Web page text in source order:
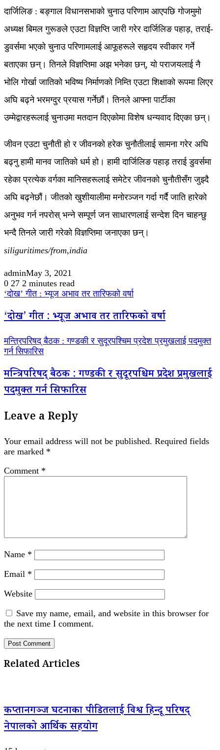
दार्जिलिङ : बङ्गाल विधानसभाको चुनाउ परिणाम आएपछि गोजमुमो
अध्यक्ष बिमल गुरूङले एउटा विज्ञप्ति जारी गरेर दार्जिलिङ पहाड़, तराई-
डुवर्समा भएको चुनाउ परिणामलाई आफूहरूले सहृदय स्वीकार गर्ने
बताएका छन्। तिनले विज्ञप्तिमा अझ भनेका छन्, यो पराजयलाई नै
भोलि गोर्खा जातिको भविष्य निर्माणको निम्ति एउटा शिक्षाको रूपमा लिएर
अघि बढ्ने भरमग्दुर प्रयास गर्नेछौं। तिनले आफ्ना पार्टीका
उम्मेद्वारहरूलाई चुनाउमा मतदान दिएकोमा विशेष धन्यवाद दिएका छन्।
जीवन एउटा चुनौती हो र जीवनको हरेक चुनौतीलाई सामना गरेर अघि
बढ्नु हामी मानव जातिको धर्म हो। हामी दार्जिलिङ पहाड़ तराई डुवर्समा
रहेका प्रत्येक वर्गका मानिसहरूलाई समेटेर जीवनको चुनौतीसँग जुझ्दै
अघि बढ्नेछौं। जीतको खुशीयालीमा मनोरञ्जन गर्दा गर्दै जाति हारेको
अनुभव गर्न नपरोस् भन्ने सम्पूर्ण जन साधारणलाई सन्देश दिन चाहन्छु
भन्दै तिनले जारी गरेको विज्ञप्तिमा जनाएका छन्।
siliguritimes/from,india
adminMay 3, 2021
0 27 2 minutes read
‘दोख’ गीत : भ्यूज अभाव तर तारिफको वर्षा
‘दोख’ गीत : भ्यूज अभाव तर तारिफको वर्षा
मन्त्रिपरिषद् बैठक : गण्डकी र सुदूरपश्चिम प्रदेश प्रमुखलाई पदमुक्त
गर्न सिफारिस
मन्त्रिपरिषद् बैठक : गण्डकी र सुदूरपश्चिम प्रदेश प्रमुखलाई
पदमुक्त गर्न सिफारिस
Leave a Reply
Your email address will not be published. Required fields
are marked *
Comment *
Name *
Email *
Website
Save my name, email, and website in this browser for
the next time I comment.
Related Articles
कप्तानगञ्ज घटनाका पीडितलाई विश्व हिन्दू परिषद्
नेपालको आर्थिक सहयोग